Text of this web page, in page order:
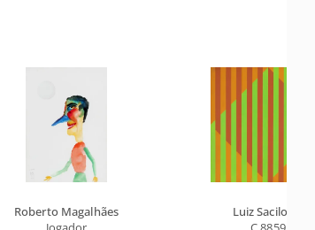
Roberto Magalhães
Luiz Sacilotto